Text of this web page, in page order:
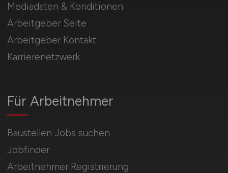
Für Arbeitnehmer
Baustellen Jobs suchen
Jobfinder
Arbeitnehmer Registrierung
Mediadaten & Konditionen
Arbeitgeber Seite
Arbeitgeber Kontakt
Karrierenetzwerk